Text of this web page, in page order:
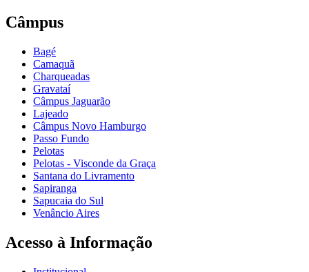
Câmpus
Bagé
Camaquã
Charqueadas
Gravataí
Câmpus Jaguarão
Lajeado
Câmpus Novo Hamburgo
Passo Fundo
Pelotas
Pelotas - Visconde da Graça
Santana do Livramento
Sapiranga
Sapucaia do Sul
Venâncio Aires
Acesso à Informação